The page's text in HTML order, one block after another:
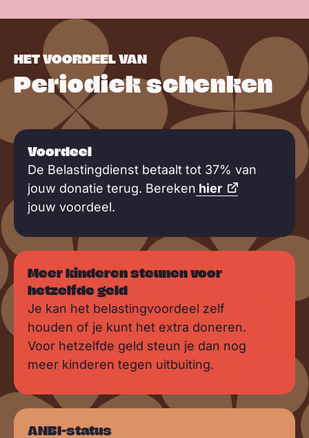
HET VOORDEEL VAN
Periodiek schenken
Voordeel
De Belastingdienst betaalt tot 37% van
jouw donatie terug. Bereken hier
jouw voordeel.
Meer kinderen steunen voor
hetzelfde geld
Je kan het belastingvoordeel zelf
houden of je kunt het extra doneren.
Voor hetzelfde geld steun je dan nog
meer kinderen tegen uitbuiting.
ANBI-status